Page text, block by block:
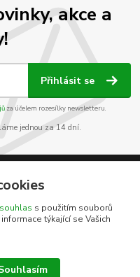
akce a
Přihlásit se
za účelem rozesílky newsletteru.
jednou za 14 dní.
souhlas s použitím souborů
týkající se Vašich